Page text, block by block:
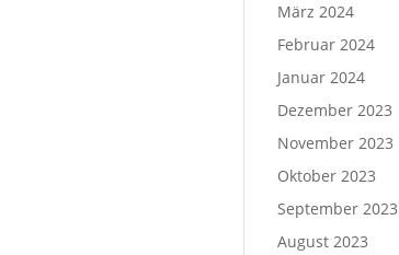
März 2024
Februar 2024
Januar 2024
Dezember 2023
November 2023
Oktober 2023
September 2023
August 2023